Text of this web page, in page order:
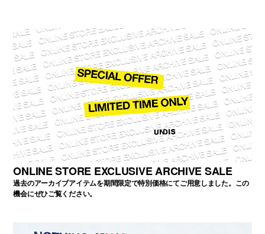
ONLINE STORE EXCLUSIVE ARCHIVE SALE
過去のアーカイブアイテムを期間限定で特別価格にてご用意しました。この
機会にぜひご覧ください。